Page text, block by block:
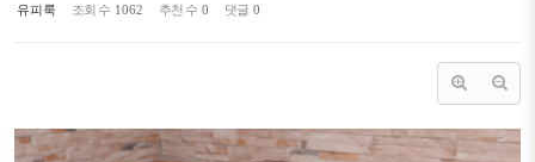
유피룩 조회 수 1062 추천 수 0 댓글 0